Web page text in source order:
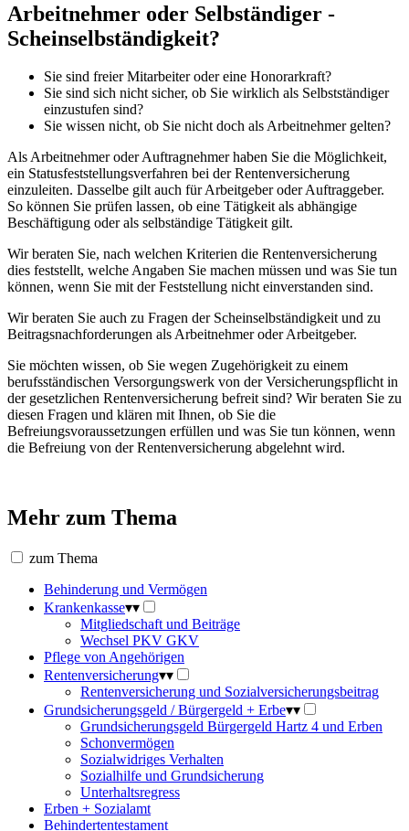
Arbeitnehmer oder Selbständiger -
Scheinselbständigkeit?
Sie sind freier Mitarbeiter oder eine Honorarkraft?
Sie sind sich nicht sicher, ob Sie wirklich als Selbstständiger
einzustufen sind?
Sie wissen nicht, ob Sie nicht doch als Arbeitnehmer gelten?
Als Arbeitnehmer oder Auftragnehmer haben Sie die Möglichkeit,
ein Statusfeststellungsverfahren bei der Rentenversicherung
einzuleiten. Dasselbe gilt auch für Arbeitgeber oder Auftraggeber.
So können Sie prüfen lassen, ob eine Tätigkeit als abhängige
Beschäftigung oder als selbständige Tätigkeit gilt.
Wir beraten Sie, nach welchen Kriterien die Rentenversicherung
dies feststellt, welche Angaben Sie machen müssen und was Sie tun
können, wenn Sie mit der Feststellung nicht einverstanden sind.
Wir beraten Sie auch zu Fragen der Scheinselbständigkeit und zu
Beitragsnachforderungen als Arbeitnehmer oder Arbeitgeber.
Sie möchten wissen, ob Sie wegen Zugehörigkeit zu einem
berufsständischen Versorgungswerk von der Versicherungspflicht in
der gesetzlichen Rentenversicherung befreit sind? Wir beraten Sie zu
diesen Fragen und klären mit Ihnen, ob Sie die
Befreiungsvoraussetzungen erfüllen und was Sie tun können, wenn
die Befreiung von der Rentenversicherung abgelehnt wird.
Mehr zum Thema
zum Thema
Behinderung und Vermögen
Krankenkasse▾▾
Mitgliedschaft und Beiträge
Wechsel PKV GKV
Pflege von Angehörigen
Rentenversicherung▾▾
Rentenversicherung und Sozialversicherungsbeitrag
Grundsicherungsgeld / Bürgergeld + Erbe▾▾
Grundsicherungsgeld Bürgergeld Hartz 4 und Erben
Schonvermögen
Sozialwidriges Verhalten
Sozialhilfe und Grundsicherung
Unterhaltsregress
Erben + Sozialamt
Behindertentestament